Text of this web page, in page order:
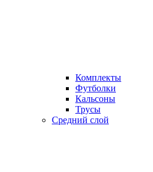
Комплекты
Футболки
Кальсоны
Трусы
Средний слой